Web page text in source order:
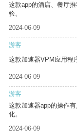
这款app的酒店、餐厅
验。
2024-06-09
游客
这款加速器VPM应用程
2024-06-09
游客
这款加速器app的操作
化。
2024-06-09